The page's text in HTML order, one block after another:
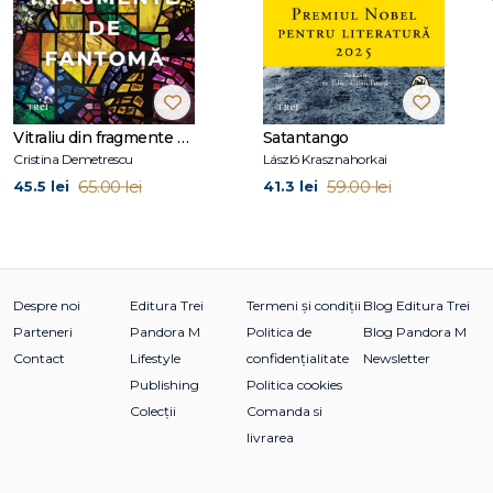
Şapte zile pentru o eternitate
Toate acele lucruri pe care nu ni le am spus
Copiii libertăţii
Prima zi
Prima noapte
Hoţul de umbre
Strania călătorie a domnului Daldry
Şi dacă aş mai trăi o dată
Vitraliu din fragmente de fantomă
Cristina Demetrescu
45.5 lei 65.00 lei
Satantango
László Krasznahorkai
41.3 lei 59.00 lei
Despre noi
Parteneri
Contact
Editura Trei
Pandora M
Lifestyle
Publishing
Colecții
Termeni și condiții
Politica de
confidențialitate
Politica cookies
Comanda si
livrarea
Blog Editura Trei
Blog Pandora M
Newsletter